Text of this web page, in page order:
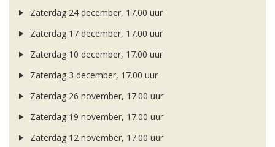
Zaterdag 24 december, 17.00 uur
Zaterdag 17 december, 17.00 uur
Zaterdag 10 december, 17.00 uur
Zaterdag 3 december, 17.00 uur
Zaterdag 26 november, 17.00 uur
Zaterdag 19 november, 17.00 uur
Zaterdag 12 november, 17.00 uur